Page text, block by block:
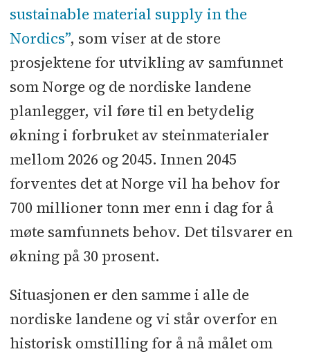
sustainable material supply in the
Nordics”, som viser at de store
prosjektene for utvikling av samfunnet
som Norge og de nordiske landene
planlegger, vil føre til en betydelig
økning i forbruket av steinmaterialer
mellom 2026 og 2045. Innen 2045
forventes det at Norge vil ha behov for
700 millioner tonn mer enn i dag for å
møte samfunnets behov. Det tilsvarer en
økning på 30 prosent.
Situasjonen er den samme i alle de
nordiske landene og vi står overfor en
historisk omstilling for å nå målet om